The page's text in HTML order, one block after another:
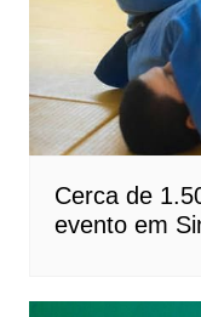
Cerca de
evento em